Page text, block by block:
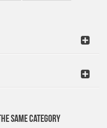
SAME CATEGORY